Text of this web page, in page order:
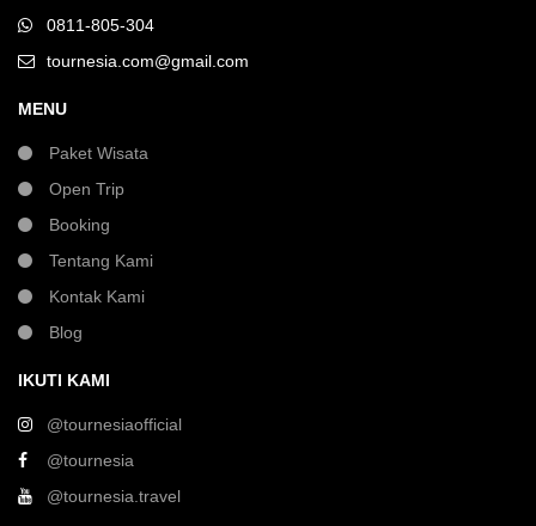
0811-805-304
tournesia.com@gmail.com
MENU
Paket Wisata
Open Trip
Booking
Tentang Kami
Kontak Kami
Blog
IKUTI KAMI
@tournesiaofficial
@tournesia
@tournesia.travel